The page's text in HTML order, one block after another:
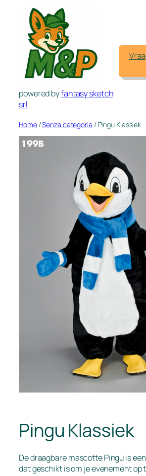
powered byfantasy sketch
srl
Home/Senza categoria / Pingu Klassiek
Pingu Klassiek
De draagbare mascotte Pingu is
dat geschikt is om je evenement op